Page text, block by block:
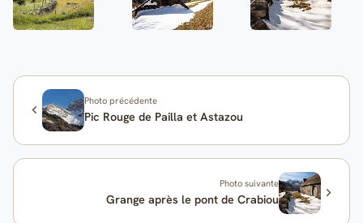
Photo précédente
Pic Rouge de Pailla et Astazou
Photo suivante
Grange après le pont de Crabiou